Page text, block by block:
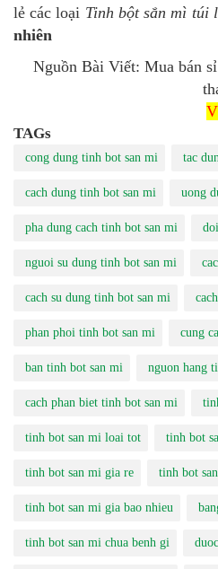
lẻ các loại Tinh bột sắn mì túi
nhiên
Nguồn Bài Viết: Mua bán
TAGs
cong dung tinh bot san mi tac
cach dung tinh bot san mi uong
pha dung cach tinh bot san mi
nguoi su dung tinh bot san mi
cach su dung tinh bot san mi
phan phoi tinh bot san mi cung
ban tinh bot san mi nguon hang
cach phan biet tinh bot san mi
tinh bot san mi loai tot tinh bot
tinh bot san mi gia re tinh bot
tinh bot san mi gia bao nhieu
tinh bot san mi chua benh gi